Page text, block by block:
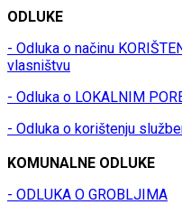
ODLUKE
- Odluka o načinu
vlasništvu
- Odluka o LOKALNIM
- Odluka o korištenju
KOMUNALNE ODLUKE
- ODLUKA O GROBLJIMA